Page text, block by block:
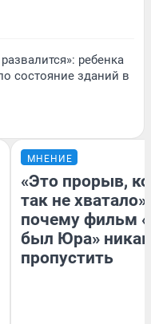
ребенка
состояние зданий в
МНЕНИЕ
«Это прорыв,
так не хватало»:
почему фильм
был Юра»
пропустить